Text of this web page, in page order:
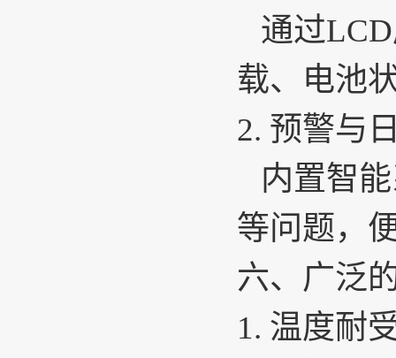
通过
载、电池
2. 预警与
内置智
等问题，
六、广泛
1. 温度耐